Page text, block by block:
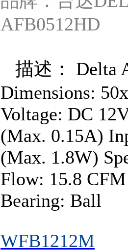
AFB0512HD
描述： Delta
Dimensions:
Voltage: DC
(Max. 0.15A)
(Max. 1.8W)
Flow: 15.8
Bearing: Ball
WFB1212M